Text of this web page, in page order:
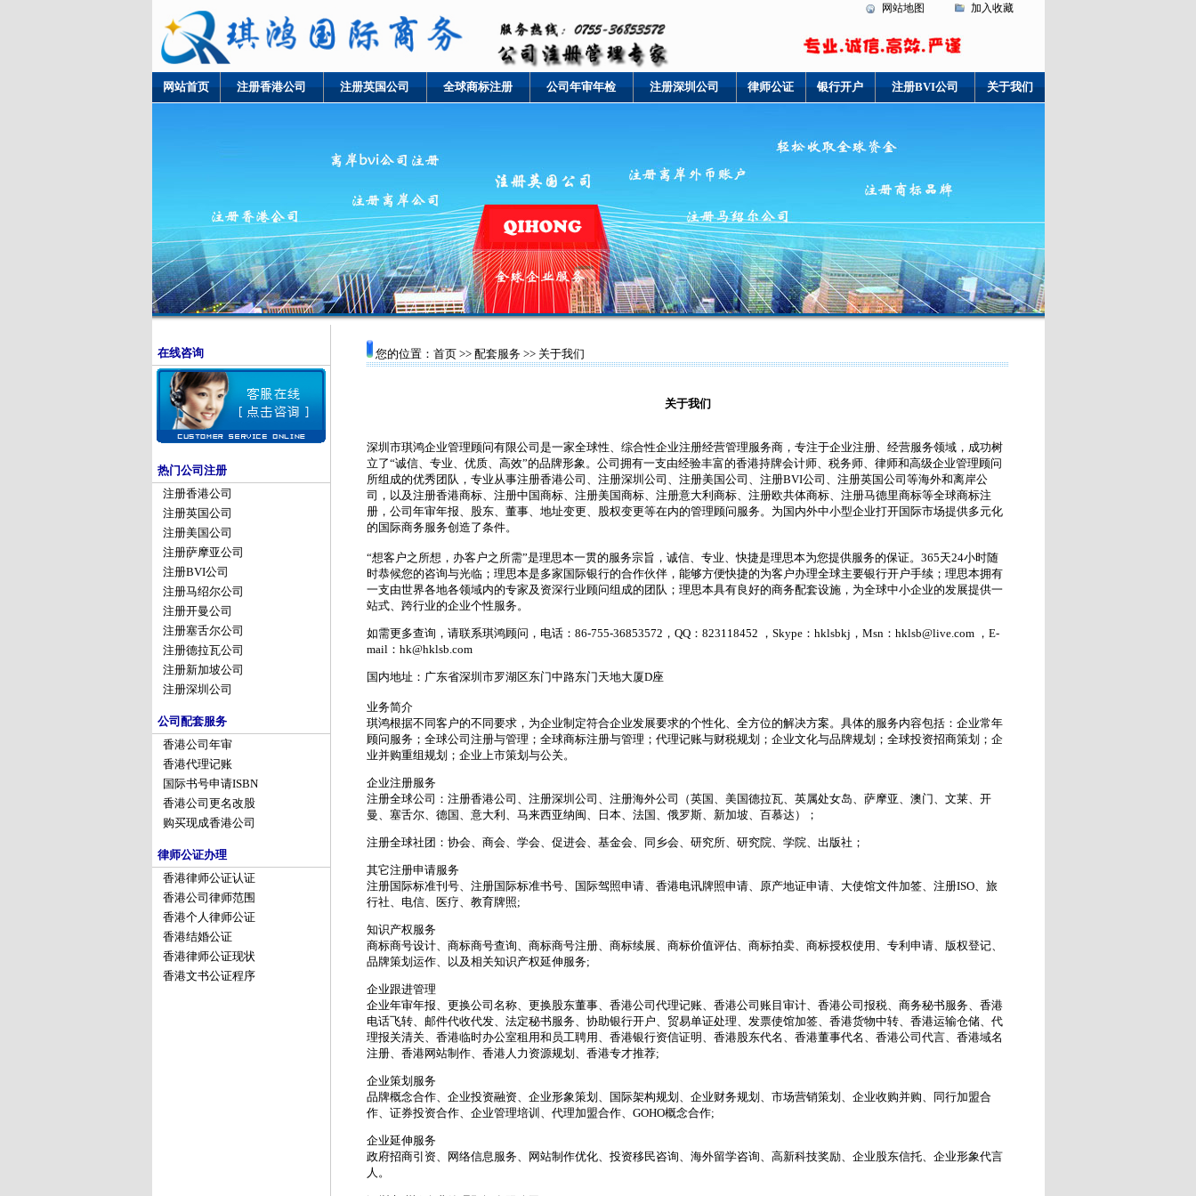
网站地图 加入收藏
网站首页 注册香港公司 注册英国公司 全球商标注册 公司年审年检 注册深圳公司 律师公证 银行开户 注册BVI公司 关于我们
在线咨询
热门公司注册
注册香港公司
注册英国公司
注册美国公司
注册萨摩亚公司
注册BVI公司
注册马绍尔公司
注册开曼公司
注册塞舌尔公司
注册德拉瓦公司
注册新加坡公司
注册深圳公司
公司配套服务
香港公司年审
香港代理记账
国际书号申请ISBN
香港公司更名改股
购买现成香港公司
律师公证办理
香港律师公证认证
香港公司律师范围
香港个人律师公证
香港结婚公证
香港律师公证现状
香港文书公证程序
您的位置： 首页 >> 配套服务 >> 关于我们
关于我们
深圳市琪鸿企业管理顾问有限公司是一家全球性、综合性企业注册经营管理服务商，专注于企业注册、经营服务领域，成功树
立了“诚信、专业、优质、高效”的品牌形象。公司拥有一支由经验丰富的香港持牌会计师、税务师、律师和高级企业管理顾问
所组成的优秀团队，专业从事注册香港公司、注册深圳公司、注册美国公司、注册BVI公司、注册英国公司等海外和离岸公
司，以及注册香港商标、注册中国商标、注册美国商标、注册意大利商标、注册欧共体商标、注册马德里商标等全球商标注
册，公司年审年报、股东、董事、地址变更、股权变更等在内的管理顾问服务。为国内外中小型企业打开国际市场提供多元化
的国际商务服务创造了条件。
“想客户之所想，办客户之所需”是理思本一贯的服务宗旨，诚信、专业、快捷是理思本为您提供服务的保证。365天24小时随
时恭候您的咨询与光临；理思本是多家国际银行的合作伙伴，能够方便快捷的为客户办理全球主要银行开户手续；理思本拥有
一支由世界各地各领域内的专家及资深行业顾问组成的团队；理思本具有良好的商务配套设施，为全球中小企业的发展提供一
站式、跨行业的企业个性服务。
如需更多查询，请联系琪鸿顾问，电话：86-755-36853572，QQ：823118452 ，Skype：hklsbkj，Msn：hklsb@live.com ，E-
mail：hk@hklsb.com
国内地址：广东省深圳市罗湖区东门中路东门天地大厦D座
业务简介
琪鸿根据不同客户的不同要求，为企业制定符合企业发展要求的个性化、全方位的解决方案。具体的服务内容包括：企业常年
顾问服务；全球公司注册与管理；全球商标注册与管理；代理记账与财税规划；企业文化与品牌规划；全球投资招商策划；企
业并购重组规划；企业上市策划与公关。
企业注册服务
注册全球公司：注册香港公司、注册深圳公司、注册海外公司（英国、美国德拉瓦、英属处女岛、萨摩亚、澳门、文莱、开
曼、塞舌尔、德国、意大利、马来西亚纳闽、日本、法国、俄罗斯、新加坡、百慕达）；
注册全球社团：协会、商会、学会、促进会、基金会、同乡会、研究所、研究院、学院、出版社；
其它注册申请服务
注册国际标准刊号、注册国际标准书号、国际驾照申请、香港电讯牌照申请、原产地证申请、大使馆文件加签、注册ISO、旅
行社、电信、医疗、教育牌照;
知识产权服务
商标商号设计、商标商号查询、商标商号注册、商标续展、商标价值评估、商标拍卖、商标授权使用、专利申请、版权登记、
品牌策划运作、以及相关知识产权延伸服务;
企业跟进管理
企业年审年报、更换公司名称、更换股东董事、香港公司代理记账、香港公司账目审计、香港公司报税、商务秘书服务、香港
电话飞转、邮件代收代发、法定秘书服务、协助银行开户、贸易单证处理、发票使馆加签、香港货物中转、香港运输仓储、代
理报关清关、香港临时办公室租用和员工聘用、香港银行资信证明、香港股东代名、香港董事代名、香港公司代言、香港域名
注册、香港网站制作、香港人力资源规划、香港专才推荐;
企业策划服务
品牌概念合作、企业投资融资、企业形象策划、国际架构规划、企业财务规划、市场营销策划、企业收购并购、同行加盟合
作、证券投资合作、企业管理培训、代理加盟合作、GOHO概念合作;
企业延伸服务
政府招商引资、网络信息服务、网站制作优化、投资移民咨询、海外留学咨询、高新科技奖励、企业股东信托、企业形象代言
人。